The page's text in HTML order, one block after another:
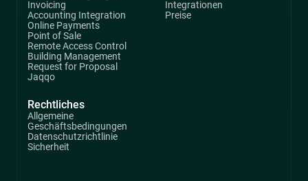
Invoicing
Accounting Integration
Online Payments
Point of Sale
Remote Access Control
Building Management
Request for Proposal
Jaqqo
Integrationen
Preise
Rechtliches
Allgemeine
Geschäftsbedingungen
Datenschutzrichtlinie
Sicherheit